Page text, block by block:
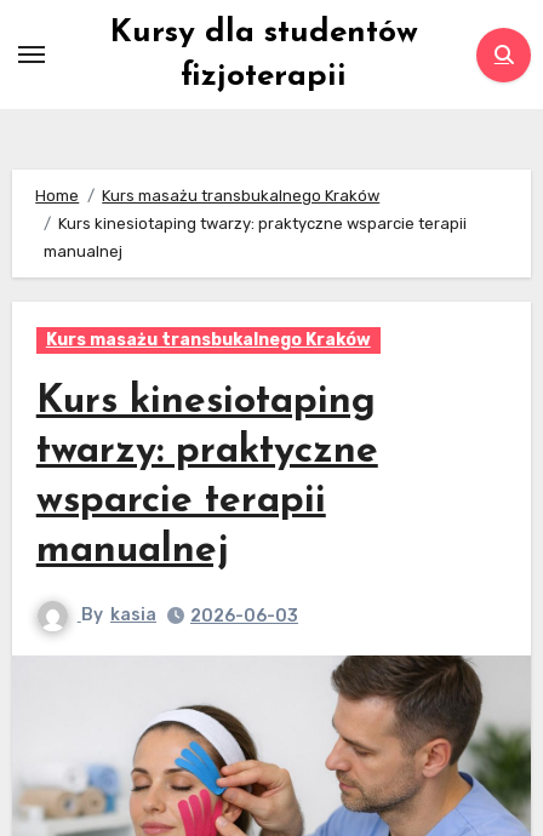
Kursy dla studentów
fizjoterapii
Home
Kurs masażu transbukalnego Kraków
Kurs kinesiotaping twarzy: praktyczne wsparcie terapii
manualnej
Kurs masażu transbukalnego Kraków
Kurs kinesiotaping
twarzy: praktyczne
wsparcie terapii
manualnej
By kasia 2026-06-03